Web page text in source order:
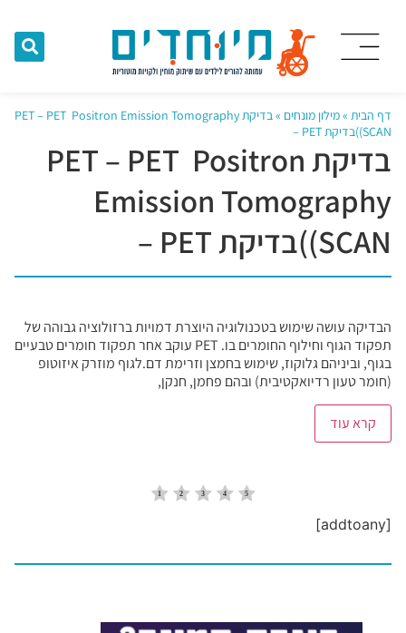
דף הבית »מילון מונחים »
בדיקת PET – PET Positron Emission Tomography
SCAN))בדיקת PET –
בדיקת PET – PET Positron
Emission Tomography
SCAN))בדיקת PET –
הבדיקה עושה שימוש בטכנולוגיה היוצרת דמויות ברזולוציה גבוהה של
תפקוד הגוף וחילוף החומרים בו. PET עוקב אחר תפקוד חומרים טבעיים
בגוף, וביניהם גלוקוז, שימוש בחמצן וזרימת דם.לגוף מוזרק איזוטופ
(חומר טעון רדיואקטיבית) ובהם פחמן, חנקן,
קרא עוד
[addtoany]